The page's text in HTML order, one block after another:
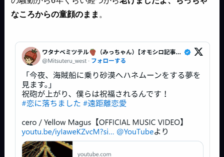
なころからの童顔のまま 。